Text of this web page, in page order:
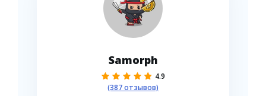
Samorph
4.9
(387 отзывов)